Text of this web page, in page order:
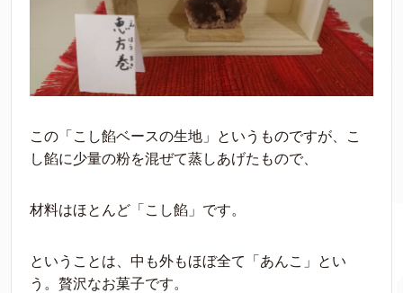
この「こし餡ベースの生地」というものですが、こ
し餡に少量の粉を混ぜて蒸しあげたもので、
材料はほとんど「こし餡」です。
ということは、中も外もほぼ全て「あんこ」とい
う。贅沢なお菓子です。